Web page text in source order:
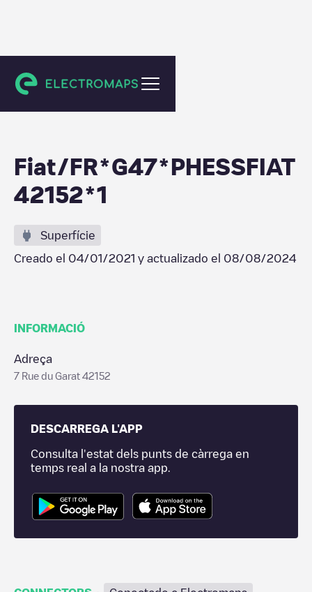
L'Horme
Fiat/FR*G47*PHESSFIAT
42152*1
Superfície
Creado el 04/01/2021 y actualizado el 08/08/2024
INFORMACIÓ
Adreça
7 Rue du Garat 42152
DESCARREGA L'APP
Consulta l'estat dels punts de càrrega en
temps real a la nostra app.